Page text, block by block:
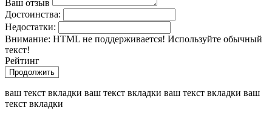
Ваш отзыв
Достоинства:
Недостатки:
Внимание: HTML не поддерживается! Используйте обычный
текст!
Рейтинг
Продолжить
ваш текст вкладки ваш текст вкладки ваш текст вкладки ваш
текст вкладки